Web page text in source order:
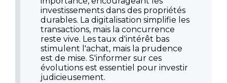
investissements dans des propriétés
durables. La digitalisation simplifie les
transactions, mais la concurrence
reste vive. Les taux d'intérêt bas
stimulent l'achat, mais la prudence
est de mise. S'informer sur ces
évolutions est essentiel pour investir
judicieusement.